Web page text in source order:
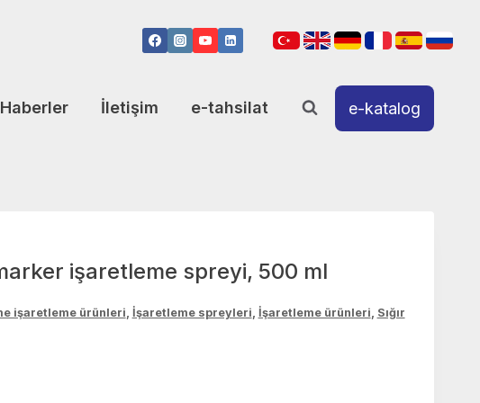
Haberler İletişim e-tahsilat e-katalog
işaretleme spreyi, 500 ml
işaretleme ürünleri, İşaretleme spreyleri, İşaretleme ürünleri, Sığır